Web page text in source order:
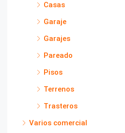
Casas
Garaje
Garajes
Pareado
Pisos
Terrenos
Trasteros
Varios comercial